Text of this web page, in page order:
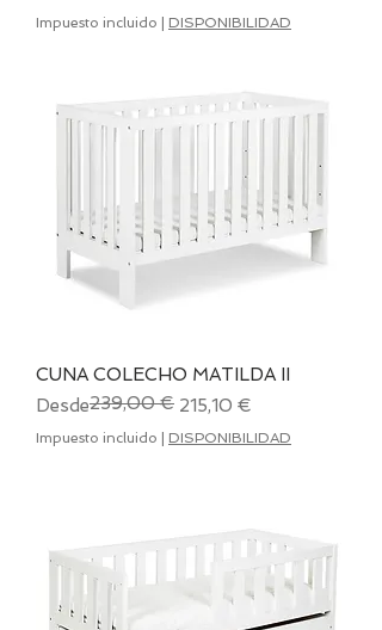
Impuesto incluido DISPONIBILIDAD
CUNA COLECHO MATILDA II
Desde
Precio239,00 € 215,10 €
Precio de oferta
Impuesto incluido DISPONIBILIDAD